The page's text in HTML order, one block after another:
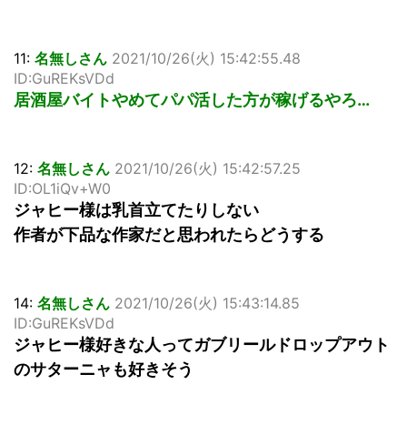
11: 名無しさん 2021/10/26(火) 15:42:55.48
ID:GuREKsVDd
居酒屋バイトやめてパパ活した方が稼げるやろ…
12: 名無しさん 2021/10/26(火) 15:42:57.25
ID:OL1iQv+W0
ジャヒー様は乳首立てたりしない
作者が下品な作家だと思われたらどうする
14: 名無しさん 2021/10/26(火) 15:43:14.85
ID:GuREKsVDd
ジャヒー様好きな人ってガブリールドロップアウト
のサターニャも好きそう